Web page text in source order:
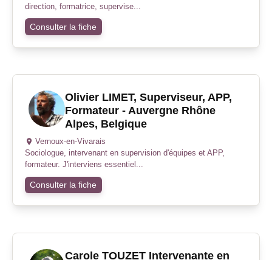
direction, formatrice, supervise...
Consulter la fiche
Olivier LIMET, Superviseur, APP,
Formateur - Auvergne Rhône
Alpes, Belgique
Vernoux-en-Vivarais
Sociologue, intervenant en supervision d'équipes et APP,
formateur. J'interviens essentiel...
Consulter la fiche
Carole TOUZET Intervenante en